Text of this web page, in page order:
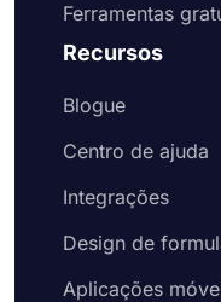
Ferramentas
Recursos
Blogue
Centro de ajuda
Integrações
Design de
Aplicações